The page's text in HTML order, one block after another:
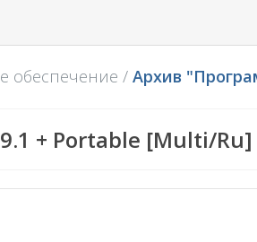
обеспечение / Архив
+ Portable [Multi/Ru]